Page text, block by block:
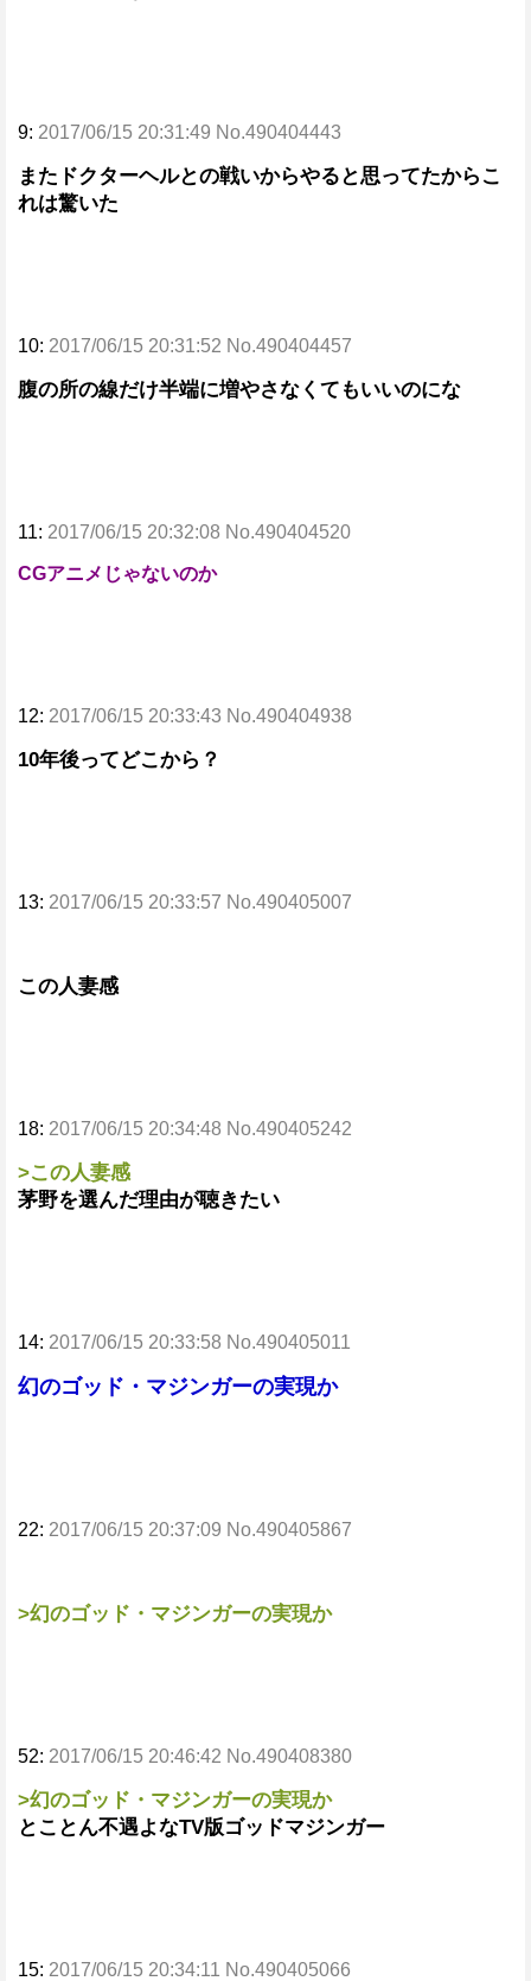
9: 2017/06/15 20:31:49 No.490404443
またドクターヘルとの戦いからやると思ってたからこ
れは驚いた
10: 2017/06/15 20:31:52 No.490404457
腹の所の線だけ半端に増やさなくてもいいのにな
11: 2017/06/15 20:32:08 No.490404520
CGアニメじゃないのか
12: 2017/06/15 20:33:43 No.490404938
10年後ってどこから？
13: 2017/06/15 20:33:57 No.490405007
この人妻感
18: 2017/06/15 20:34:48 No.490405242
>この人妻感
茅野を選んだ理由が聴きたい
14: 2017/06/15 20:33:58 No.490405011
幻のゴッド・マジンガーの実現か
22: 2017/06/15 20:37:09 No.490405867
>幻のゴッド・マジンガーの実現か
52: 2017/06/15 20:46:42 No.490408380
>幻のゴッド・マジンガーの実現か
とことん不遇よなTV版ゴッドマジンガー
15: 2017/06/15 20:34:11 No.490405066